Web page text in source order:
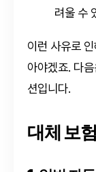
려울 수
이런 사유로
아야겠죠. 다
션입니다.
대체 보